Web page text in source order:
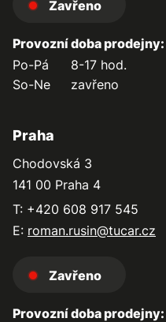
Zavřeno
Provozní doba prodejny:
Po-Pá
8-17 hod.
So-Ne
zavřeno
Praha
Chodovská 3
141 00 Praha 4
T: +420 608 917 545
E: roman.rusin@tucar.cz
Zavřeno
Provozní doba prodejny: